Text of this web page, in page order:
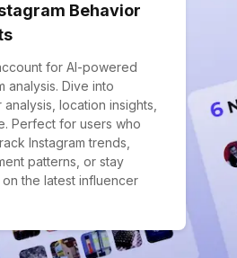
Behavior
for AI-powered
analysis. Dive into
location insights,
Perfect for users who
Instagram trends,
patterns, or stay
the latest influencer